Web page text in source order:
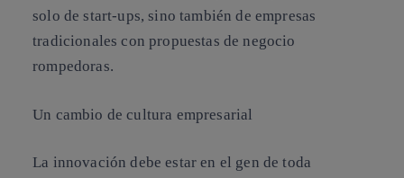
solo de start-ups, sino también de empresas
tradicionales con propuestas de negocio
rompedoras.
Un cambio de cultura empresarial
La innovación debe estar en el gen de toda